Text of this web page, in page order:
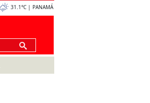
31.1°C | PANAMÁ